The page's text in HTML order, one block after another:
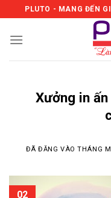
to
content
PLUTO - MANG ĐẾN
Xưởng in
ĐÃ ĐĂNG VÀOTHÁNG
02